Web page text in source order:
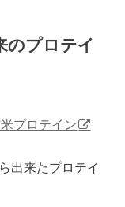
のプロテイ
プロテイン
出来たプロテイ